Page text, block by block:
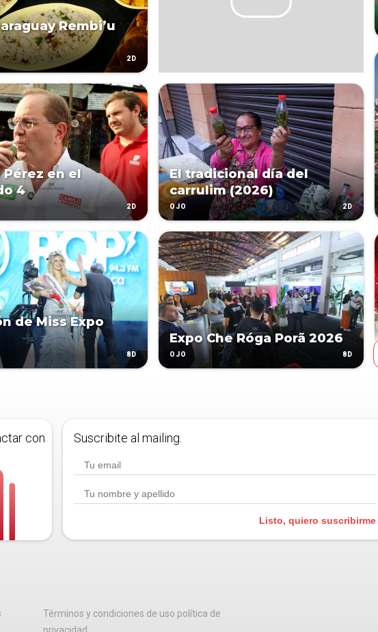
Rembi’u
2D
Pérez en el
4
2D
El tradicional día del
carrulim (2026)
OJO 2D
de Miss Expo
8D
Expo Che Róga Porã 2026
OJO 8D
con
Suscribite al mailing.
Listo, quiero suscribirme
Términos y condiciones de uso política de